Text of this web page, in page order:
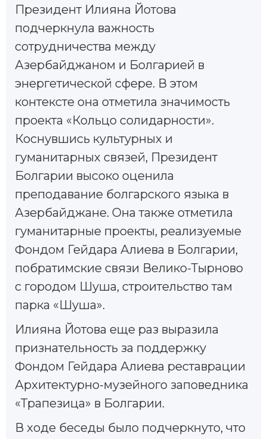
Президент Илияна Йотова
подчеркнула важность
сотрудничества между
Азербайджаном и Болгарией в
энергетической сфере. В этом
контексте она отметила значимость
проекта «Кольцо солидарности».
Коснувшись культурных и
гуманитарных связей, Президент
Болгарии высоко оценила
преподавание болгарского языка в
Азербайджане. Она также отметила
гуманитарные проекты, реализуемые
Фондом Гейдара Алиева в Болгарии,
побратимские связи Велико-Тырново
с городом Шуша, строительство там
парка «Шуша».
Илияна Йотова еще раз выразила
признательность за поддержку
Фондом Гейдара Алиева реставрации
Архитектурно-музейного заповедника
«Трапезица» в Болгарии.
В ходе беседы было подчеркнуто, что